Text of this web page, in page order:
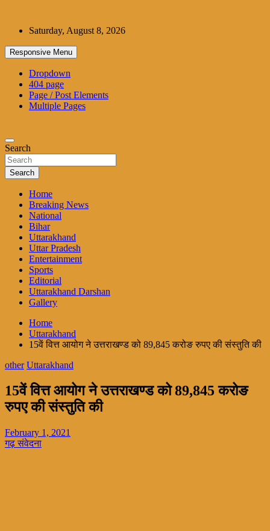
contentSaturday, August 8, 2026
Responsive Menu
Dropdown
404 page
Page / Post Elements
Multiple Pages
Search
Search
Home
Breaking News
National
Bihar
Uttarakhand
Uttar Pradesh
Entertainment
Sports
Editorial
Uttarakhand Darshan
Gallery
Home
Uttarakhand
15वें वित्त आयोग ने उत्तराखण्ड को 89,845 करोङ रुपए की संस्तुति की
other Uttarakhand
15वें वित्त आयोग ने उत्तराखण्ड को 89,845 करोङ
रुपए की संस्तुति की
February 1, 2021
गढ़ संवेदना